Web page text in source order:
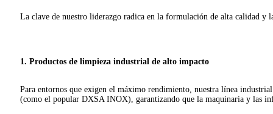
La clave de nuestro liderazgo radica en la formulación de alta calidad y
1. Productos de limpieza industrial de alto impacto
Para entornos que exigen el máximo rendimiento, nuestra línea
(como el popular DXSA INOX), garantizando que la maquinaria y las